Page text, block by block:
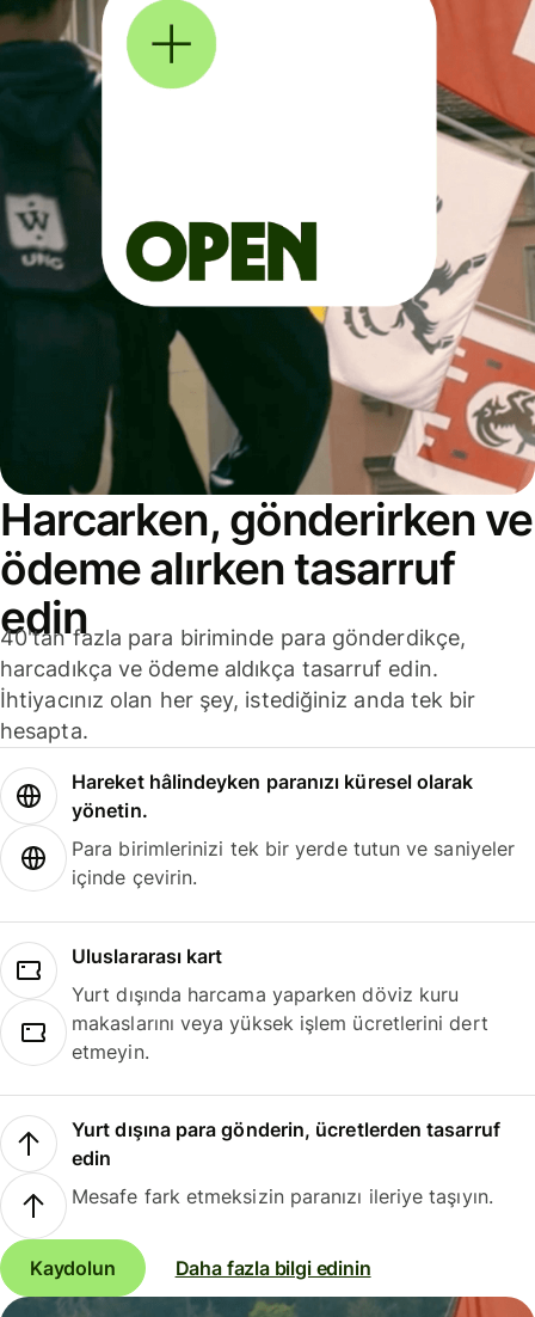
Harcarken, gönderirken ve
ödeme alırken tasarruf
edin
40'tan fazla para biriminde para gönderdikçe,
harcadıkça ve ödeme aldıkça tasarruf edin.
İhtiyacınız olan her şey, istediğiniz anda tek bir
hesapta.
Hareket hâlindeyken paranızı küresel olarak
yönetin.
Para birimlerinizi tek bir yerde tutun ve saniyeler
içinde çevirin.
Uluslararası kart
Yurt dışında harcama yaparken döviz kuru
makaslarını veya yüksek işlem ücretlerini dert
etmeyin.
Yurt dışına para gönderin, ücretlerden tasarruf
edin
Mesafe fark etmeksizin paranızı ileriye taşıyın.
Kaydolun Daha fazla bilgi edinin